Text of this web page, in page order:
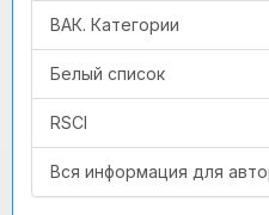
ВАК. Категории
Белый список
RSCI
Вся информация для